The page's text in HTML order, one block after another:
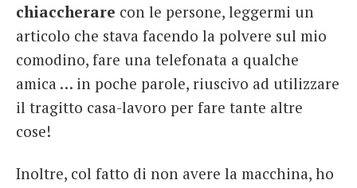
chiaccherare con le persone, leggermi un
articolo che stava facendo la polvere sul mio
comodino, fare una telefonata a qualche
amica … in poche parole, riuscivo ad utilizzare
il tragitto casa-lavoro per fare tante altre
cose!
Inoltre, col fatto di non avere la macchina, ho